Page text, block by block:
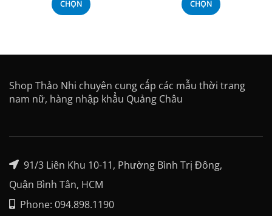
CHỌN CHỌN
Shop Thảo Nhi chuyên cung cấp các mẫu thời trang
nam nữ, hàng nhập khẩu Quảng Châu
91/3 Liên Khu 10-11, Phường Bình Trị Đông,
Quận Bình Tân, HCM
Phone: 094.898.1190